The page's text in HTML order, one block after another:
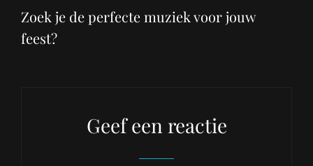
bericht
Zoek je de perfecte muziek voor jouw
feest?
Geef een reactie